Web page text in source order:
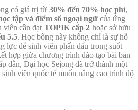
có giá trị từ 30% đến 70% học phí,
tập và điểm số ngoại ngữ của ứng
viên cần đạt TOPIK cấp 2 hoặc sở hữu
5.5. Học bổng này không chỉ là sự hỗ
lực để sinh viên phấn đấu trong suốt
hợp giữa chương trình đào tạo bài bản
dẫn, Đại học Sejong đã trở thành một
viên quốc tế muốn nâng cao trình độ